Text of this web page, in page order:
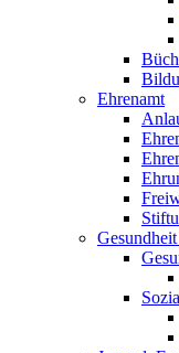
Ehrenamt